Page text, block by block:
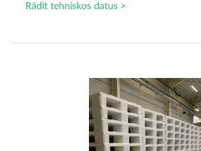
Rādīt tehniskos datus >